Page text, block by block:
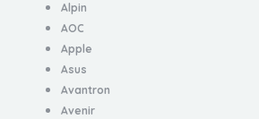
Alpin
AOC
Apple
Asus
Avantron
Avenir